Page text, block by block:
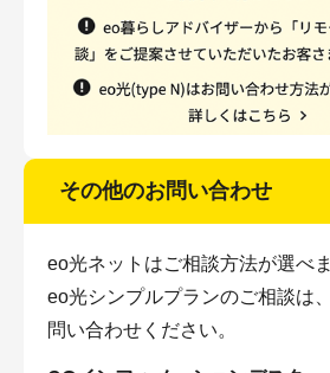
その他のお問い合わせ
eo光ネットはご相談方法が選べま
eo光シンプルプランのご相談は
問い合わせください。